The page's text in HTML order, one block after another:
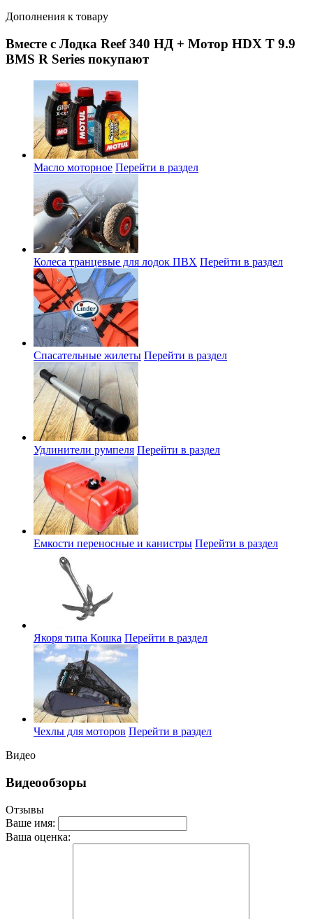
Дополнения к товару
Вместе с Лодка Reef 340 НД + Мотор HDX T 9.9
BMS R Series покупают
Масло моторное Перейти в раздел
Колеса транцевые для лодок ПВХ Перейти в раздел
Спасательные жилеты Перейти в раздел
Удлинители румпеля Перейти в раздел
Емкости переносные и канистры Перейти в раздел
Якоря типа Кошка Перейти в раздел
Чехлы для моторов Перейти в раздел
Видео
Видеообзоры
Отзывы
Ваше имя:
Ваша оценка: